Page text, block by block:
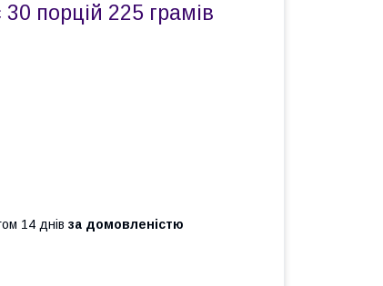
порцій 225 грамів
14 днів за домовленістю